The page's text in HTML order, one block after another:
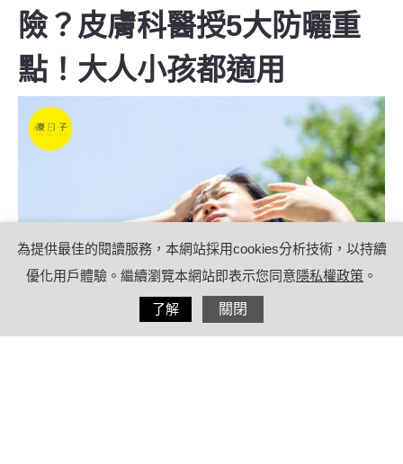
險？皮膚科醫授5大防曬重
點！大人小孩都適用
為提供最佳的閱讀服務，本網站採用cookies分析技術，以持續
優化用戶體驗。繼續瀏覽本網站即表示您同意隱私權政策 。
了解 關閉